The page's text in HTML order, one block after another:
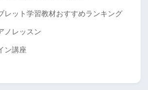
レット学習教材おすすめランキング
ノレッスン
ン講座